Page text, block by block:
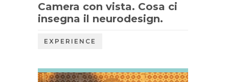
Camera con vista. Cosa ci
insegna il neurodesign.
EXPERIENCE